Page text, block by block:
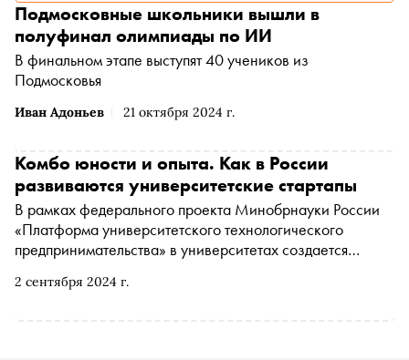
Иван Адоньев 21 октября 2024 г.
Подмосковные школьники вышли в
полуфинал олимпиады по ИИ
В финальном этапе выступят 40 учеников из
Подмосковья
2 сентября 2024 г.
Комбо юности и опыта. Как в России
развиваются университетские стартапы
В рамках федерального проекта Минобрнауки России
«Платформа университетского технологического
предпринимательства» в университетах создается
трансформации в успешные бизнес-проекты. В конце